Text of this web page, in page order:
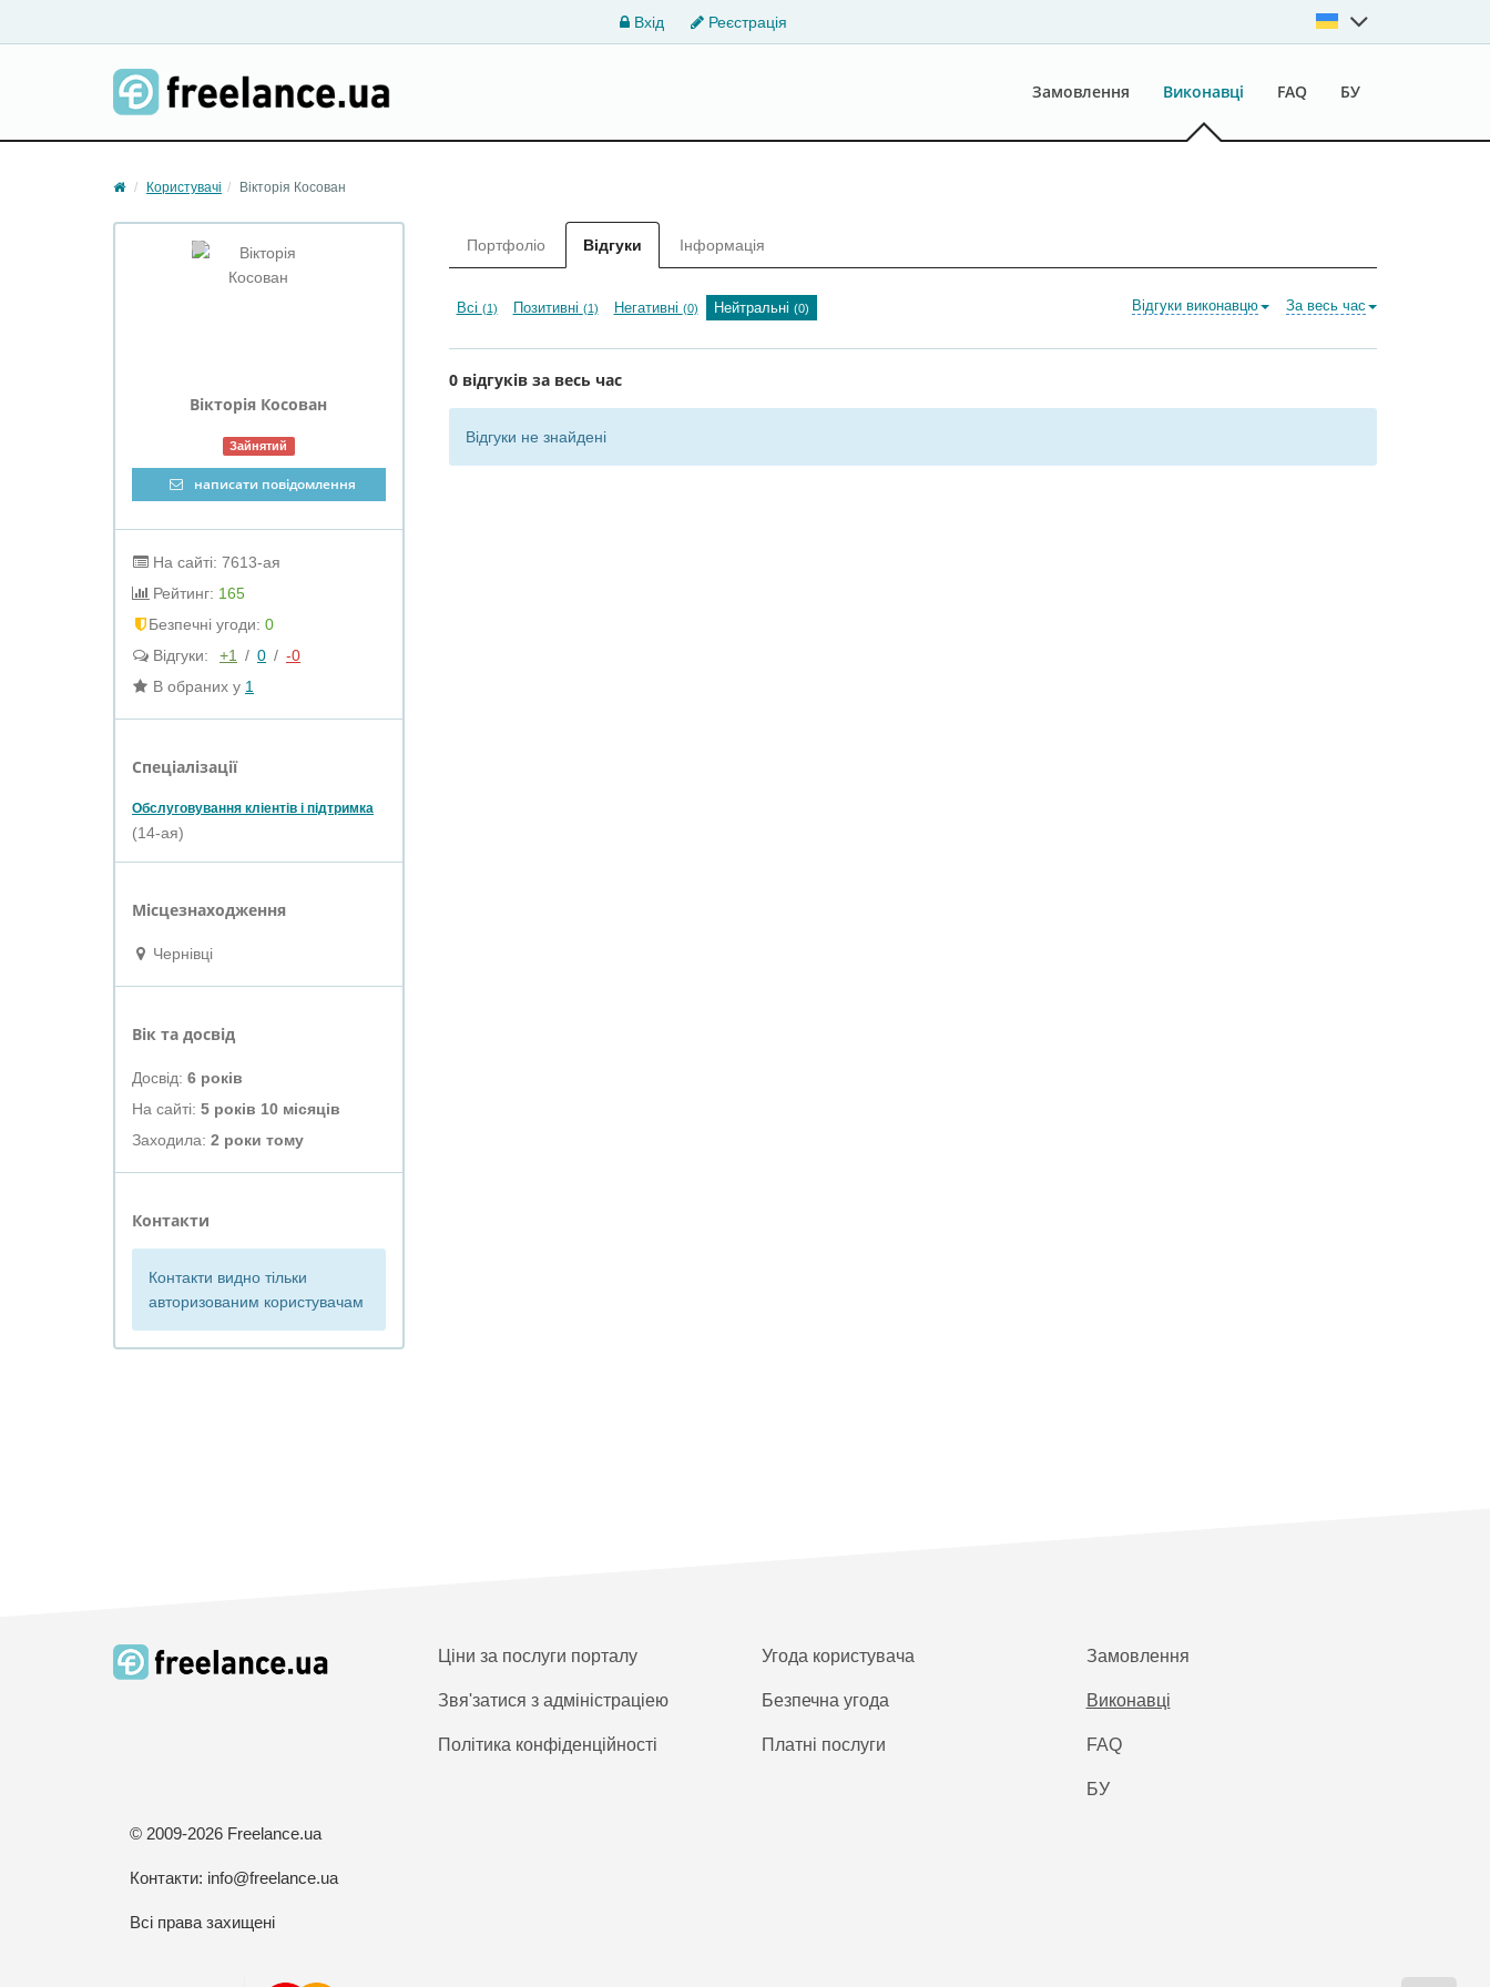
Вхід Реєстрація
Замовлення Виконавці FAQ БУ
Користувачі Вікторія Косован
Вікторія Косован
Зайнятий
написати повідомлення
На сайті: 7613-ая
Рейтинг: 165
Безпечні угоди: 0
Відгуки:
+1 / 0 / -0
В обраних у 1
Спеціалізації
Обслуговування кліентів і підтримка
(14-ая)
Місцезнаходження
Чернівці
Вік та досвід
Досвід: 6 років
На сайті: 5 років 10 місяців
Заходила: 2 роки тому
Контакти
Контакти видно тільки
авторизованим користувачам
Портфоліо Відгуки Інформація
Всі (1) Позитивні (1) Негативні (0) Нейтральні (0) За весь час
Відгуки виконавцю
0 відгуків за весь час
Відгуки не знайдені
Ціни за послуги порталу
Звя'затися з адміністраціею
Політика конфіденційності
Угода користувача
Безпечна угода
Платнi послуги
Замовлення
Виконавці
FAQ
БУ
© 2009-2026 Freelance.ua
Контакти: info@freelance.ua
Всі права захищені